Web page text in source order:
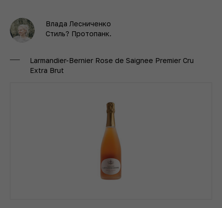
Влада Лесниченко
Стиль? Протопанк.
Larmandier-Bernier Rose de Saignee Premier Cru
Extra Brut